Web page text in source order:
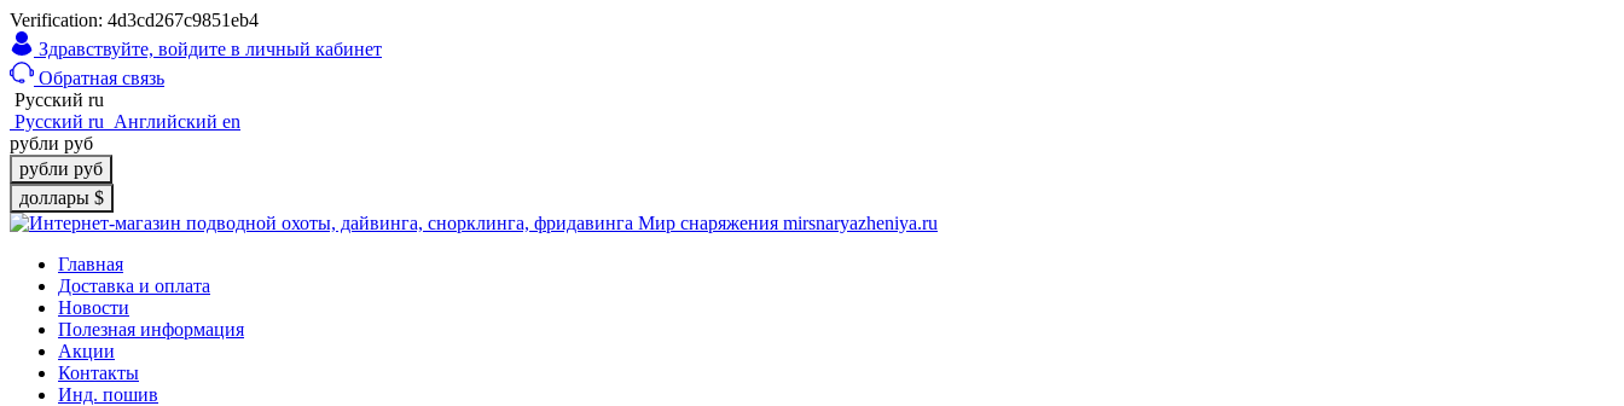
Verification: 4d3cd267c9851eb4
Здравствуйте, войдите в личный кабинет
Обратная связь
Русский ru
Русский ru Английский en
рубли руб
рубли руб
доллары $
Главная
Доставка и оплата
Новости
Полезная информация
Акции
Контакты
Инд. пошив